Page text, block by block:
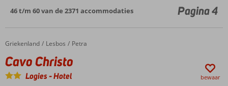
46 t/m 60 van de 2371 accommodaties Pagina 4
Home
Griekenland Lesbos Petra
Cavo Christo
Cavo Christo
Logies-Hotel bewaar